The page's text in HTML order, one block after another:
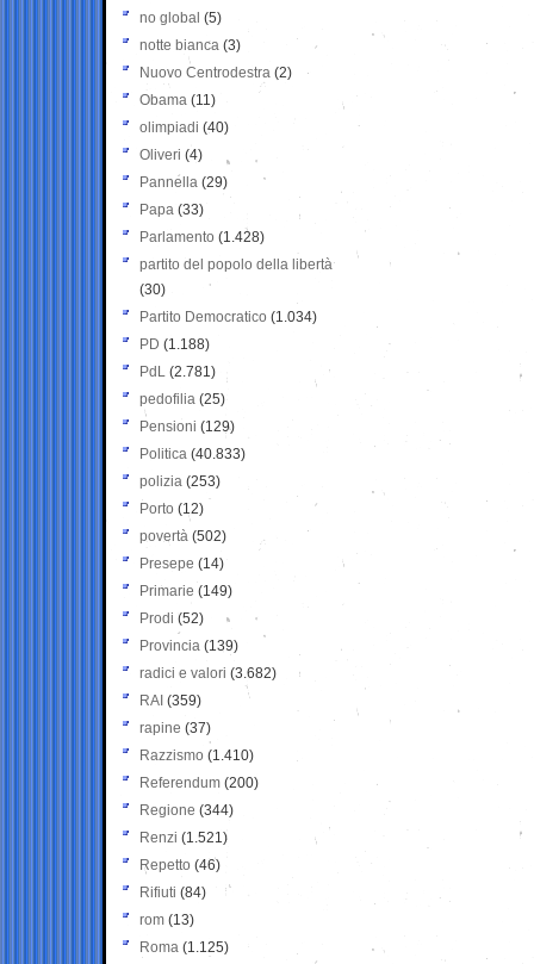
no global (5)
notte bianca (3)
Nuovo Centrodestra (2)
Obama (11)
olimpiadi (40)
Oliveri (4)
Pannella (29)
Papa (33)
Parlamento (1.428)
partito del popolo della libertà
(30)
Partito Democratico (1.034)
PD (1.188)
PdL (2.781)
pedofilia (25)
Pensioni (129)
Politica (40.833)
polizia (253)
Porto (12)
povertà (502)
Presepe (14)
Primarie (149)
Prodi (52)
Provincia (139)
radici e valori (3.682)
RAI (359)
rapine (37)
Razzismo (1.410)
Referendum (200)
Regione (344)
Renzi (1.521)
Repetto (46)
Rifiuti (84)
rom (13)
Roma (1.125)